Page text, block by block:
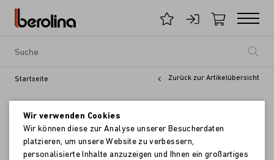
Startseite Zurück zur Artikelübersicht
Wir verwenden Cookies
Wir können diese zur Analyse unserer Besucherdaten
platzieren, um unsere Website zu verbessern,
personalisierte Inhalte anzuzeigen und Ihnen ein großartiges